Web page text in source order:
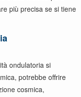
più precisa se si tiene
ondulatoria si
potrebbe offrire
cosmica,